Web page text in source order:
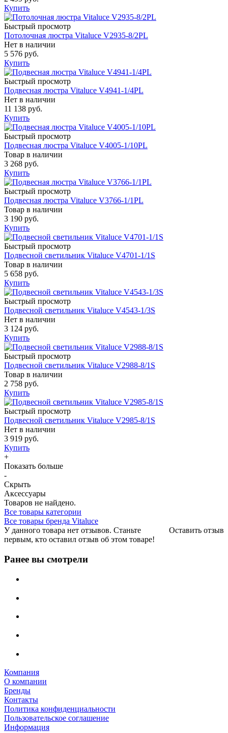
Купить
Быстрый просмотр
Потолочная люстра Vitaluce V2935-8/2PL
Нет в наличии
5 576 руб.
Купить
Быстрый просмотр
Подвесная люстра Vitaluce V4941-1/4PL
Нет в наличии
11 138 руб.
Купить
Быстрый просмотр
Подвесная люстра Vitaluce V4005-1/10PL
Товар в наличии
3 268 руб.
Купить
Быстрый просмотр
Подвесная люстра Vitaluce V3766-1/1PL
Товар в наличии
3 190 руб.
Купить
Быстрый просмотр
Подвесной светильник Vitaluce V4701-1/1S
Товар в наличии
5 658 руб.
Купить
Быстрый просмотр
Подвесной светильник Vitaluce V4543-1/3S
Нет в наличии
3 124 руб.
Купить
Быстрый просмотр
Подвесной светильник Vitaluce V2988-8/1S
Товар в наличии
2 758 руб.
Купить
Быстрый просмотр
Подвесной светильник Vitaluce V2985-8/1S
Нет в наличии
3 919 руб.
Купить
+
Показать больше
-
Скрыть
Аксессуары
Товаров не найдено.
Все товары категории
Все товары бренда Vitaluce
Оставить отзыв
У данного товара нет отзывов. Станьте
первым, кто оставил отзыв об этом товаре!
Ранее вы смотрели
Компания
О компании
Бренды
Контакты
Политика конфиденциальности
Пользовательское соглашение
Информация